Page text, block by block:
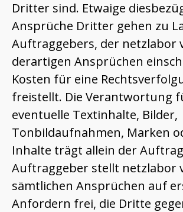
Dritter sind. Etwaige
Ansprüche Dritter gehen zu
Auftraggebers, der netzlabor
derartigen Ansprüchen
Kosten für eine
freistellt. Die Verantwortung
eventuelle Textinhalte, Bilder,
Tonbildaufnahmen, Marken
Inhalte trägt allein der
Auftraggeber stellt netzlabor
sämtlichen Ansprüchen auf
Anfordern frei, die Dritte